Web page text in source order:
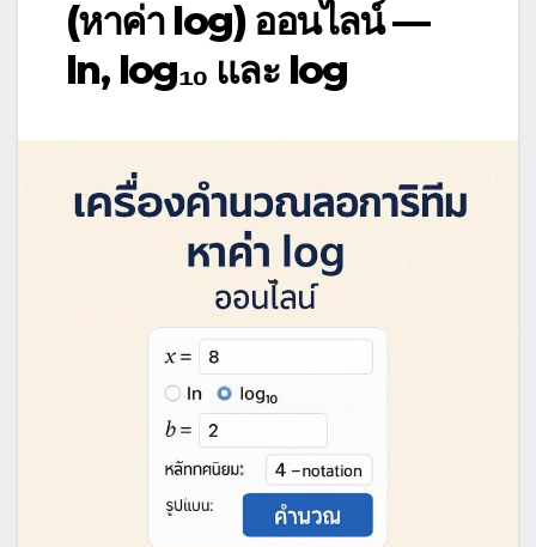
(หาค่า log) ออนไลน์ —
ln, log₁₀ และ log